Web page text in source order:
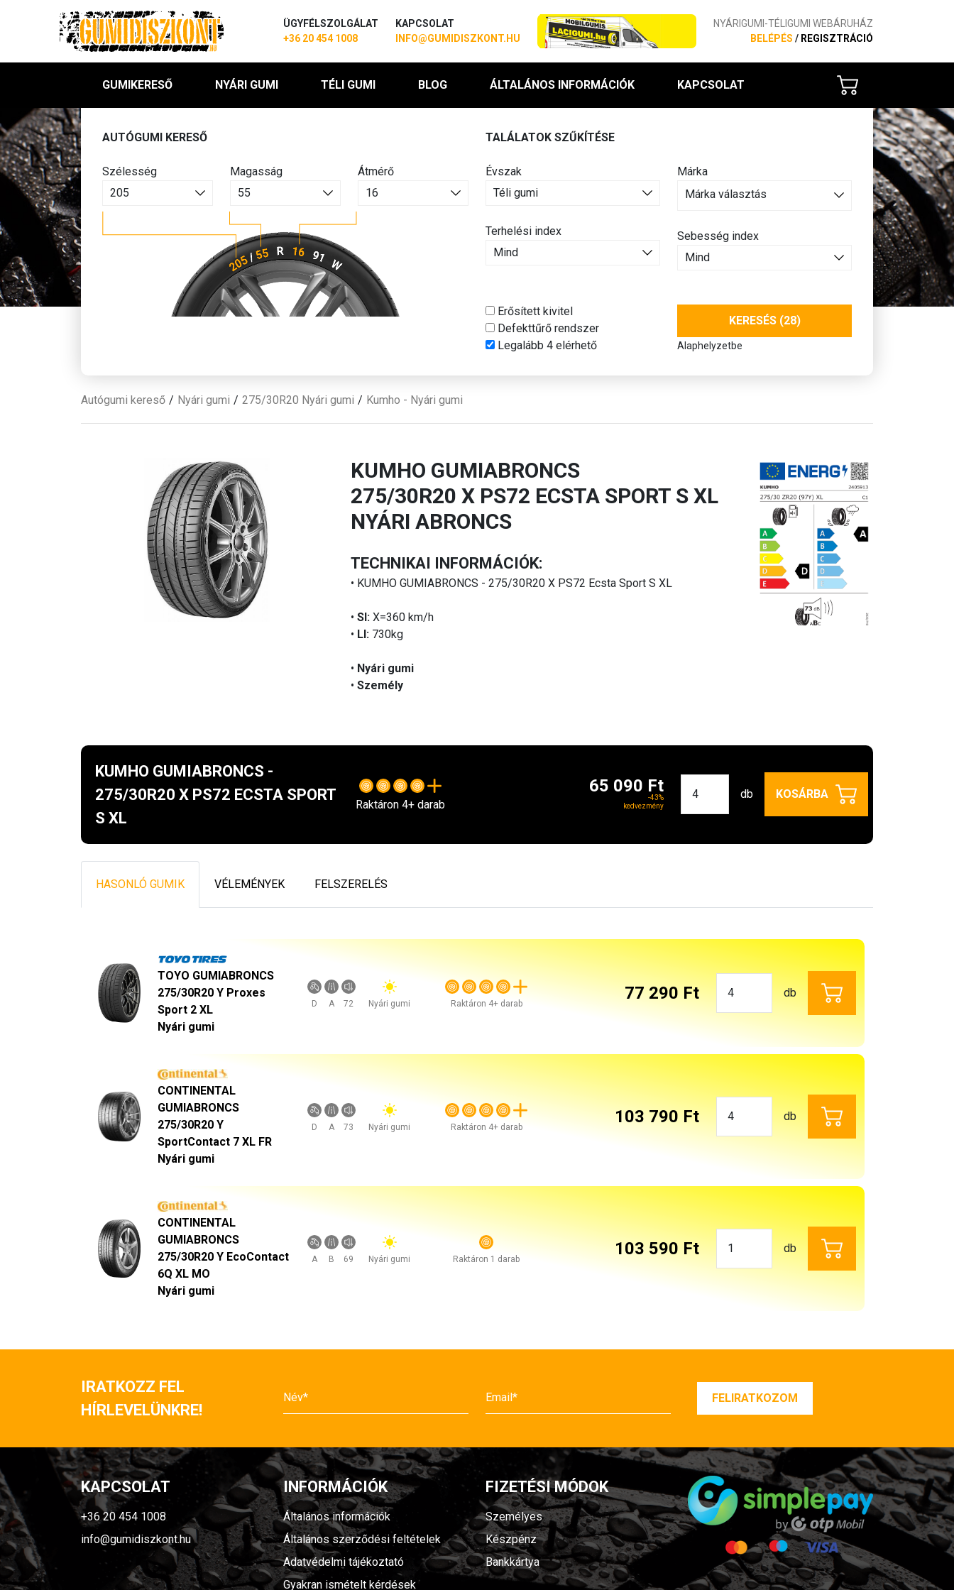
ÜGYFÉLSZOLGÁLAT
+36 20 454 1008
KAPCSOLAT
INFO@GUMIDISZKONT.HU
NYÁRIGUMI-TÉLIGUMI WEBÁRUHÁZ
BELÉPÉS / REGISZTRÁCIÓ
GUMIKERESŐ NYÁRI GUMI TÉLI GUMI BLOG ÁLTALÁNOS INFORMÁCIÓK KAPCSOLAT
AUTÓGUMI KERESŐ
Szélesség Magasság Átmérő
TALÁLATOK SZŰKÍTÉSE
Évszak
Terhelési index
Márka
Márka választás
Sebesség index
Erősített kivitel
Defekttűrő rendszer
Legalább 4 elérhető
KERESÉS (28)
Alaphelyzetbe
Autógumi kereső Nyári gumi 275/30R20 Nyári gumi Kumho - Nyári gumi
KUMHO GUMIABRONCS
275/30R20 X PS72 ECSTA SPORT S XL
NYÁRI ABRONCS
TECHNIKAI INFORMÁCIÓK:
• KUMHO GUMIABRONCS - 275/30R20 X PS72 Ecsta Sport S XL
• SI: X=360 km/h
• LI: 730kg
• Nyári gumi
• Személy
KUMHO GUMIABRONCS -
275/30R20 X PS72 ECSTA SPORT
S XL
Raktáron 4+ darab
65 090 Ft
-43%
kedvezmény
db KOSÁRBA
HASONLÓ GUMIK VÉLEMÉNYEK FELSZERELÉS
TOYO GUMIABRONCS
275/30R20 Y Proxes
Sport 2 XL
Nyári gumi
D A 72 Nyári gumi Raktáron 4+ darab
77 290 Ft db
CONTINENTAL
GUMIABRONCS
275/30R20 Y
SportContact 7 XL FR
Nyári gumi
D A 73 Nyári gumi Raktáron 4+ darab
103 790 Ft db
CONTINENTAL
GUMIABRONCS
275/30R20 Y EcoContact
6Q XL MO
Nyári gumi
A B 69 Nyári gumi Raktáron 1 darab
103 590 Ft db
IRATKOZZ FEL
HÍRLEVELÜNKRE!
KAPCSOLAT
+36 20 454 1008
info@gumidiszkont.hu
INFORMÁCIÓK
Általános információk
Általános szerződési feltételek
Adatvédelmi tájékoztató
Gyakran ismételt kérdések
FIZETÉSI MÓDOK
Személyes
Készpénz
Bankkártya